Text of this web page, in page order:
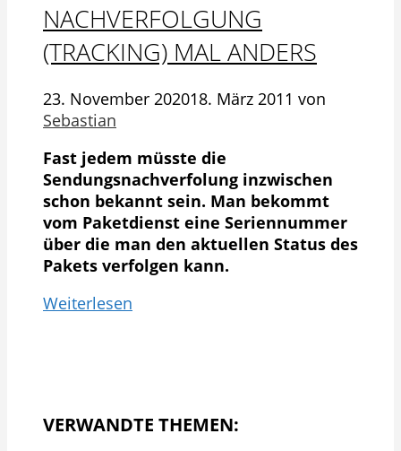
NACHVERFOLGUNG
(TRACKING) MAL ANDERS
23. November 202018. März 2011 von
Sebastian
Fast jedem müsste die
Sendungsnachverfolung inzwischen
schon bekannt sein. Man bekommt
vom Paketdienst eine Seriennummer
über die man den aktuellen Status des
Pakets verfolgen kann.
Weiterlesen
VERWANDTE THEMEN: